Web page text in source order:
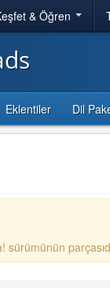
& Öğren
Eklentiler Dil